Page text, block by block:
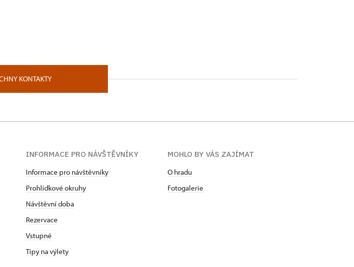
KONTAKTY
INFORMACE PRO NÁVŠTĚVNÍKY
Informace pro návštěvníky
Prohlídkové okruhy
Návštěvní doba
Rezervace
Vstupné
Tipy na výlety
MOHLO BY VÁS ZAJÍMAT
O hradu
Fotogalerie